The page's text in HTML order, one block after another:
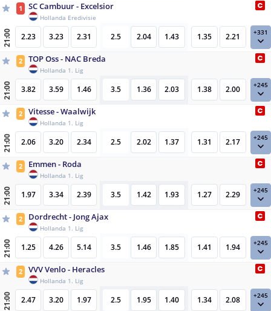
1 SC Cambuur - Excelsior
Hollanda Eredivisie
21:00 2.23 3.23 2.31 2.5 2.04 1.43 1.35 2.21 +331
2 TOP Oss - NAC Breda
Hollanda 1. Lig
21:00 3.82 3.59 1.46 3.5 1.36 2.03 1.38 2.00 +245
2 Vitesse - Waalwijk
Hollanda 1. Lig
21:00 2.06 3.20 2.34 2.5 2.02 1.37 1.31 2.17 +245
2 Emmen - Roda
Hollanda 1. Lig
21:00 1.97 3.34 2.39 3.5 1.42 1.93 1.27 2.29 +245
2 Dordrecht - Jong Ajax
Hollanda 1. Lig
21:00 1.25 4.26 5.14 3.5 1.46 1.85 1.41 1.94 +245
2 VVV Venlo - Heracles
Hollanda 1. Lig
21:00 2.47 3.20 1.97 2.5 1.95 1.40 1.34 2.08 +245